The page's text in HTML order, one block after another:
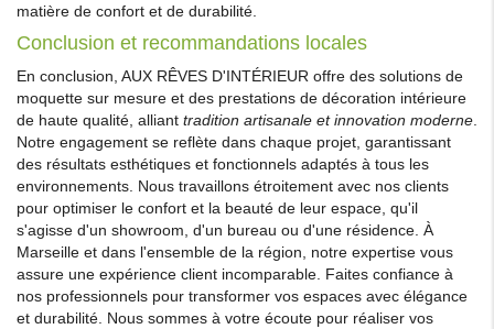
matière de confort et de durabilité.
Conclusion et recommandations locales
En conclusion, AUX RÊVES D'INTÉRIEUR offre des solutions de
moquette sur mesure et des prestations de décoration intérieure
de haute qualité, alliant tradition artisanale et innovation moderne
Notre engagement se reflète dans chaque projet, garantissant
des résultats esthétiques et fonctionnels adaptés à tous les
environnements. Nous travaillons étroitement avec nos clients
pour optimiser le confort et la beauté de leur espace, qu'il
s'agisse d'un showroom, d'un bureau ou d'une résidence. À
Marseille et dans l'ensemble de la région, notre expertise vous
assure une expérience client incomparable. Faites confiance à
nos professionnels pour transformer vos espaces avec élégance
et durabilité. Nous sommes à votre écoute pour réaliser vos